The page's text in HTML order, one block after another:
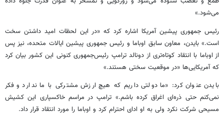
می‌شود.»
رئیس جمهوری پیشین آمریکا اشاره کرد که «در این لحظات امید داشتن سخت
است.» بایدن، معاون سابق اوباما و رئیس جمهوری پیشین ایالات متحده، نیز پس
از اوباما با انتقاد کوتاه‌تری از دونالد ترامپ رئیس‌جمهوری کنونی این کشور بیان کرد
که آمریکایی‌ها «در موقعیت سختی هستند.»
بایدن عنوان کرد: «ما دولتی داریم که هیچ ارزش‌ مشترکی با ما ندارد و فکر
نمی‌کنم حتی ذره‌ای اغراق کرده باشم.» ترامپ در مراسم خاکسپاری این کشیش
مسیحی شرکت نکرد ولی به او ادای احترام کرد و اوباما را مورد انتقاد قرار داد.